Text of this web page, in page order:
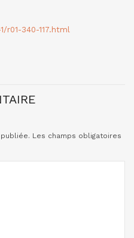
r01-340-117.html
Les champs obligatoires